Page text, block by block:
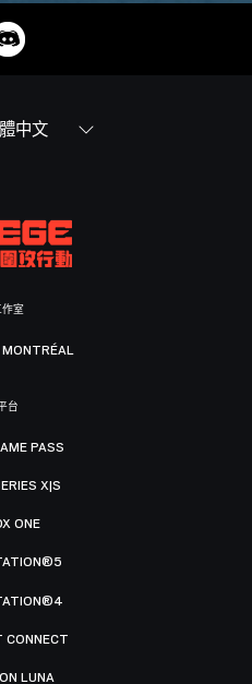
中文
作室
台
PASS
X|S
ONE
CONNECT
LUNA